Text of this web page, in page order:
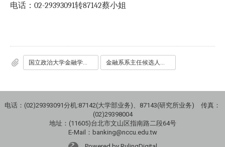
电话： 02-29393091转87142蔡小姐
国立政治大学金融学系系主任遴选要点 金融系系主任候选人资料表
电话：(02)29393091分机:87142(大学部业务)、87143(研究所业务) 传真：
(02)29398004
地址：(11605)台北市文山区指南路二段64号
E-Mail：banking@nccu.edu.tw